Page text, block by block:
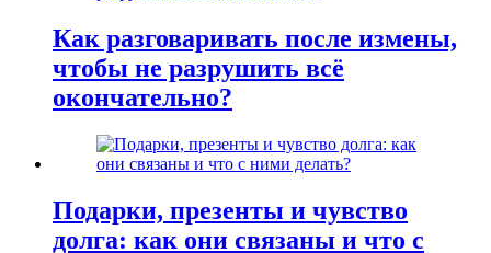
Как разговаривать после измены,
чтобы не разрушить всё
окончательно?
Подарки, презенты и чувство
долга: как они связаны и что с